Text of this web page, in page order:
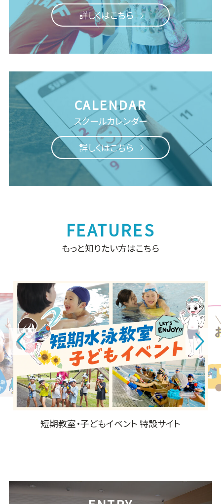
詳しくはこちら
スクールカレンダー
詳しくはこちら
もっと知りたい方はこちら
短期教室・子どもイベント 特設サイト